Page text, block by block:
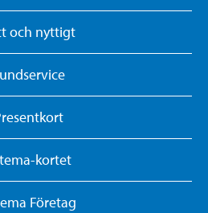
och nyttigt
kortet
Företag